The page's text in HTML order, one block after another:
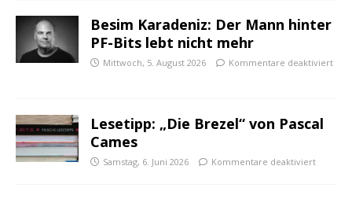
Besim Karadeniz: Der Mann hinter
PF-Bits lebt nicht mehr
Mittwoch, 5. August 2026 Kommentare deaktiviert
Lesetipp: „Die Brezel“ von Pascal
Cames
Samstag, 6. Juni 2026 Kommentare deaktiviert